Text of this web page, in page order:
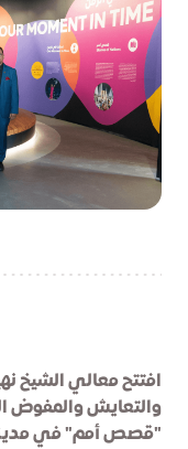
افتتح معالي الشيخ
"قصص أمم" في